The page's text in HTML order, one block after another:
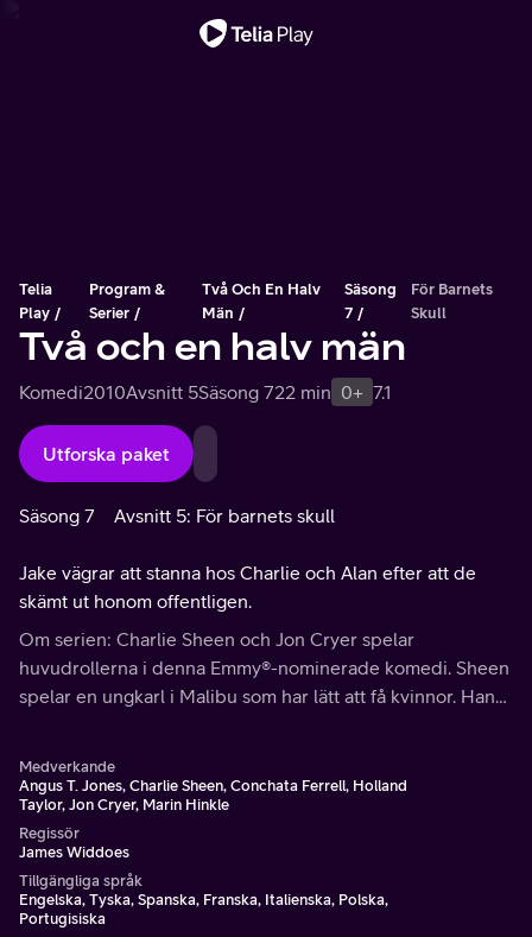
Telia
Play
Program &
Serier
Två Och En Halv
Män
Säsong
7
För Barnets
Skull
Två och en halv män
Komedi2010Avsnitt 5Säsong 722 min 0+ 7.1
Utforska paket
Säsong 7 Avsnitt 5: För barnets skull
Jake vägrar att stanna hos Charlie och Alan efter att de
skämt ut honom offentligen.
Om serien: Charlie Sheen och Jon Cryer spelar
huvudrollerna i denna Emmy®-nominerade komedi. Sheen
spelar en ungkarl i Malibu som har lätt att få kvinnor. Hans
Medverkande
Angus T. Jones, Charlie Sheen, Conchata Ferrell, Holland
Taylor, Jon Cryer, Marin Hinkle
Regissör
James Widdoes
Tillgängliga språk
Engelska, Tyska, Spanska, Franska, Italienska, Polska,
Portugisiska